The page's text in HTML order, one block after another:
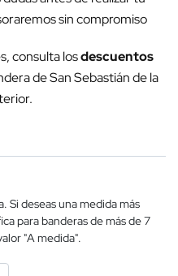
sin compromiso
consulta losdescuentos
de San Sebastián de la
Si deseas una medida más
para banderas de más de 7
"A medida".